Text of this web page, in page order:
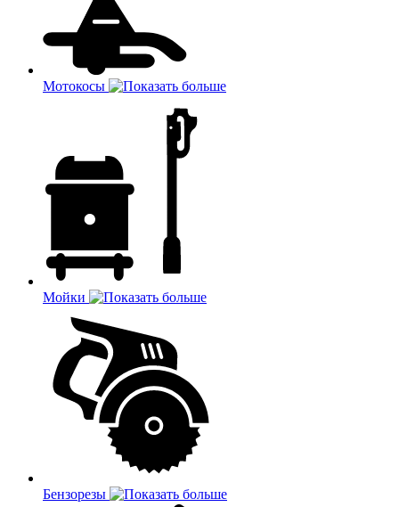
Мотокосы
Мойки
Бензорезы